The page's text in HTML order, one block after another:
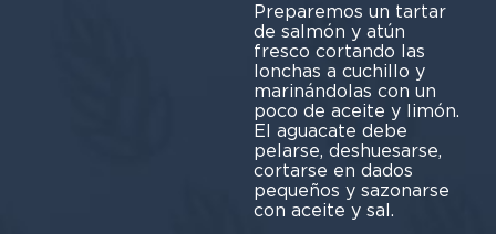
Preparemos un tartar
de salmón y atún
fresco cortando las
lonchas a cuchillo y
marinándolas con un
poco de aceite y limón.
El aguacate debe
pelarse, deshuesarse,
cortarse en dados
pequeños y sazonarse
con aceite y sal.